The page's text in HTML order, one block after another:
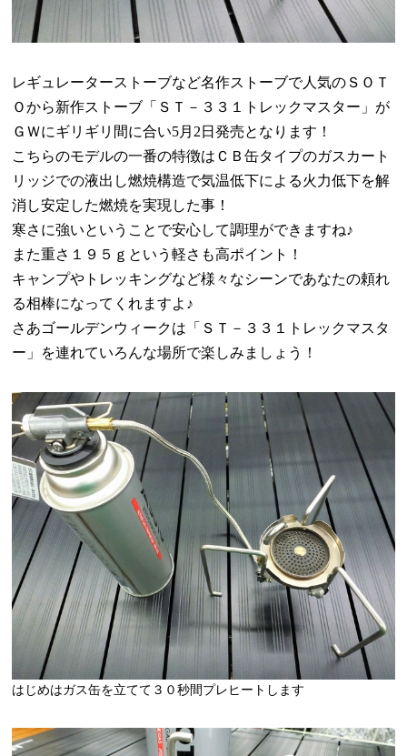
レギュレーターストーブなど名作ストーブで人気のＳＯＴ
Ｏから新作ストーブ「ＳＴ－３３１トレックマスター」が
ＧＷにギリギリ間に合い5月 2 日発売となります！
こちらのモデルの一番の特徴はＣＢ缶タイプのガスカート
リッジでの液出し燃焼構造で気温低下による火力低下を解
消し安定した燃焼を実現した事！
寒さに強いということで安心して調理ができますね♪
また重さ１９５ｇという軽さも高ポイント！
キャンプやトレッキングなど様々なシーンであなたの頼れ
る相棒になってくれますよ ♪
さあゴールデンウィークは「ＳＴ－３３１トレックマスタ
ー」を連れていろんな場所で楽しみましょう！
はじめはガス缶を立てて３０秒間プレヒートします